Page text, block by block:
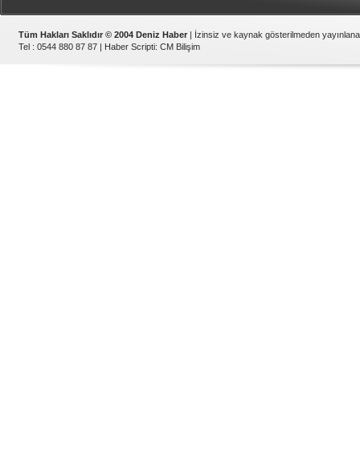
Tüm Hakları Saklıdır © 2004 Deniz Haber | İzinsiz ve kaynak gösterilmeden
Tel : 0544 880 87 87 | Haber Scripti: CM Bilişim